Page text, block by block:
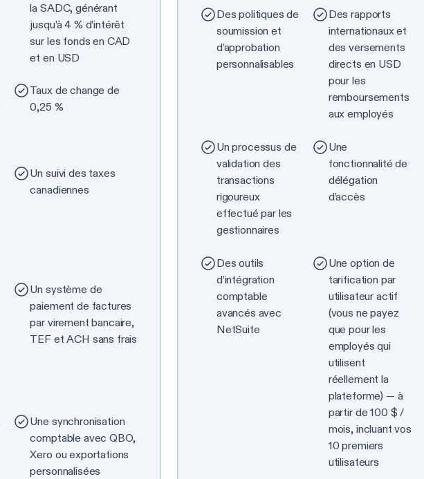
la SADC, générant
jusqu’à 4 % d’intérêt
sur les fonds en CAD
et en USD
Taux de change de
0,25 %
Un suivi des taxes
canadiennes
Un système de
paiement de factures
par virement bancaire,
TEF et ACH sans frais
Une synchronisation
comptable avec QBO,
Xero ou exportations
personnalisées
Des politiques de
soumission et
d’approbation
personnalisables
Des rapports
internationaux et
des versements
directs en USD
pour les
remboursements
aux employés
Un processus de
validation des
transactions
rigoureux
effectué par les
gestionnaires
Une
fonctionnalité de
délégation
d’accès
Des outils
d’intégration
comptable
avancés avec
NetSuite
Une option de
tarification par
utilisateur actif
(vous ne payez
que pour les
employés qui
utilisent
réellement la
plateforme) — à
partir de 100 $ /
mois, incluant vos
10 premiers
utilisateurs